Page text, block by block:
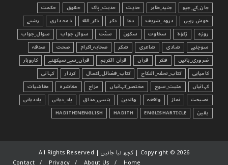
جان_کے_جیو
جنید_طاہر حدیث حدیث_پاک حقوق
حکمت
خوش رہیں
درود_شریف دعا ذکر ذکر_الله ذمہ داری
رشتے
روزہ
زکوٰۃ سخاوت سکون سنّت سوال جواب
سوال_جواب
سوچئیے
شادی شاعری شکر صحابہ_اکرام صحت
صدقہ
ضروری_باتیں
فکر قرآن قرآن الکریم قرآن_سے_سیکھئے
کاروبار
کامیابی
کتاب_تحفہ_النکاح کتاب_فضائل_اعمال کردار
کہانی
کہانیاں
مثبت_سوچ مختصر_کہانیاں مزاح معاشرہ
معاشیات
نصیحت
نماز واقعہ والدین ہنسی_مذاق یاد_دہانی
یاددہانی
یقین
ENGLISHARTICLE
HADITH
HADITHINENGLISH
Copyright © 2026 | کچھ نیا جانیں | All Rights Reserved
Home
About Us
Privacy
Contact